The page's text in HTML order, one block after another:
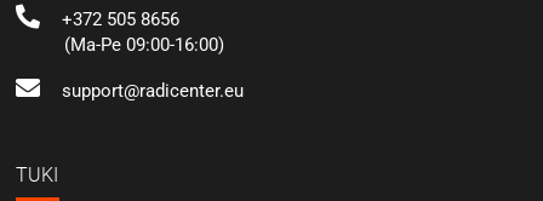
+372 505 8656
(Ma-Pe 09:00-16:00)
support@radicenter.eu
TUKI